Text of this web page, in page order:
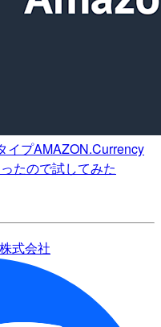
イプAMAZON.Currency
たので試してみた
式会社